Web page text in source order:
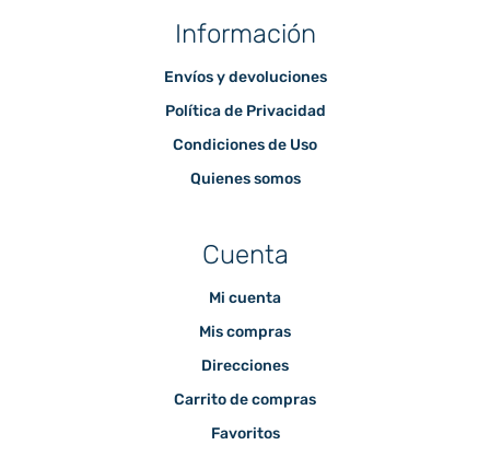
Información
Envíos y devoluciones
Política de Privacidad
Condiciones de Uso
Quienes somos
Cuenta
Mi cuenta
Mis compras
Direcciones
Carrito de compras
Favoritos